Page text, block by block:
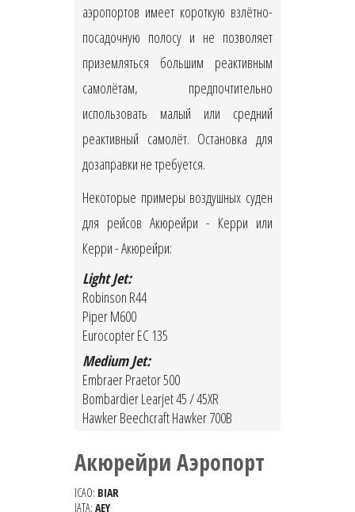
аэропортов имеет короткую взлётно-
посадочную полосу и не позволяет
приземляться большим реактивным
самолётам, предпочтительно
использовать малый или средний
реактивный самолёт. Остановка для
дозаправки не требуется.
Некоторые примеры воздушных суден
для рейсов Акюрейри - Керри или
Керри - Акюрейри:
Light Jet:
Robinson R44
Piper M600
Eurocopter EC 135
Medium Jet:
Embraer Praetor 500
Bombardier Learjet 45 / 45XR
Hawker Beechcraft Hawker 700B
Акюрейри Аэропорт
ICAO: BIAR
IATA: AEY